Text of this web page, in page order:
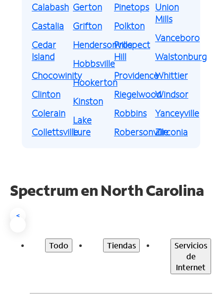
Calabash
Castalia
Cedar
Island
Chocowinity
Clinton
Colerain
Collettsville
Gerton
Grifton
Hendersonville
Hobbsville
Hookerton
Kinston
Lake
Lure
Pinetops
Polkton
Prospect
Hill
Providence
Riegelwood
Robbins
Robersonville
Union
Mills
Vanceboro
Walstonburg
Whittier
Windsor
Yanceyville
Zirconia
Spectrum en North Carolina
<
Todo Tiendas
Servicios
de
Internet